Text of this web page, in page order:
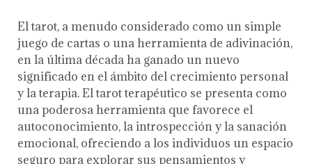
El tarot, a menudo considerado como un simple
juego de cartas o una herramienta de adivinación,
en la última década ha ganado un nuevo
significado en el ámbito del crecimiento personal
y la terapia. El tarot terapéutico se presenta como
una poderosa herramienta que favorece el
autoconocimiento, la introspección y la sanación
emocional, ofreciendo a los individuos un espacio
seguro para explorar sus pensamientos y